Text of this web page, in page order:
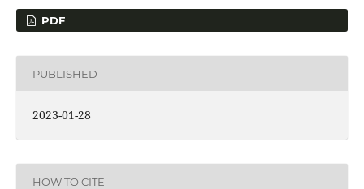
PDF
PUBLISHED
2023-01-28
HOW TO CITE